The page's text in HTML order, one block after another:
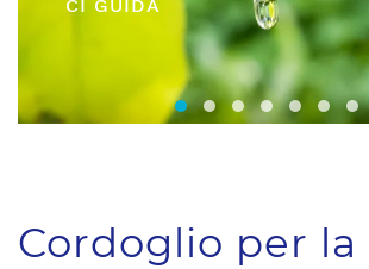
Consorzi irrigui e di
Comifo Trentino
Consorzi
La
Cordoglio per